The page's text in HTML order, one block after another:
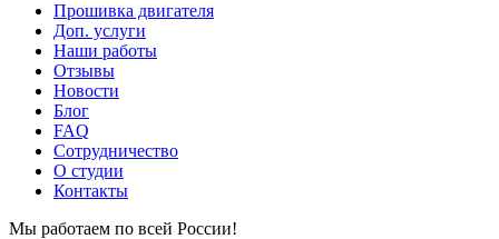
Прошивка двигателя
Доп. услуги
Наши работы
Отзывы
Новости
Блог
FAQ
Сотрудничество
О студии
Контакты
Мы работаем по всей России!